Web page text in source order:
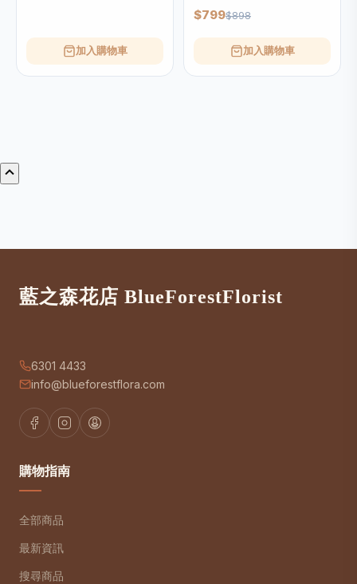
加入購物車
$799$898
加入購物車
藍之森花店 BlueForestFlorist
6301 4433
info@blueforestflora.com
購物指南
全部商品
最新資訊
搜尋商品